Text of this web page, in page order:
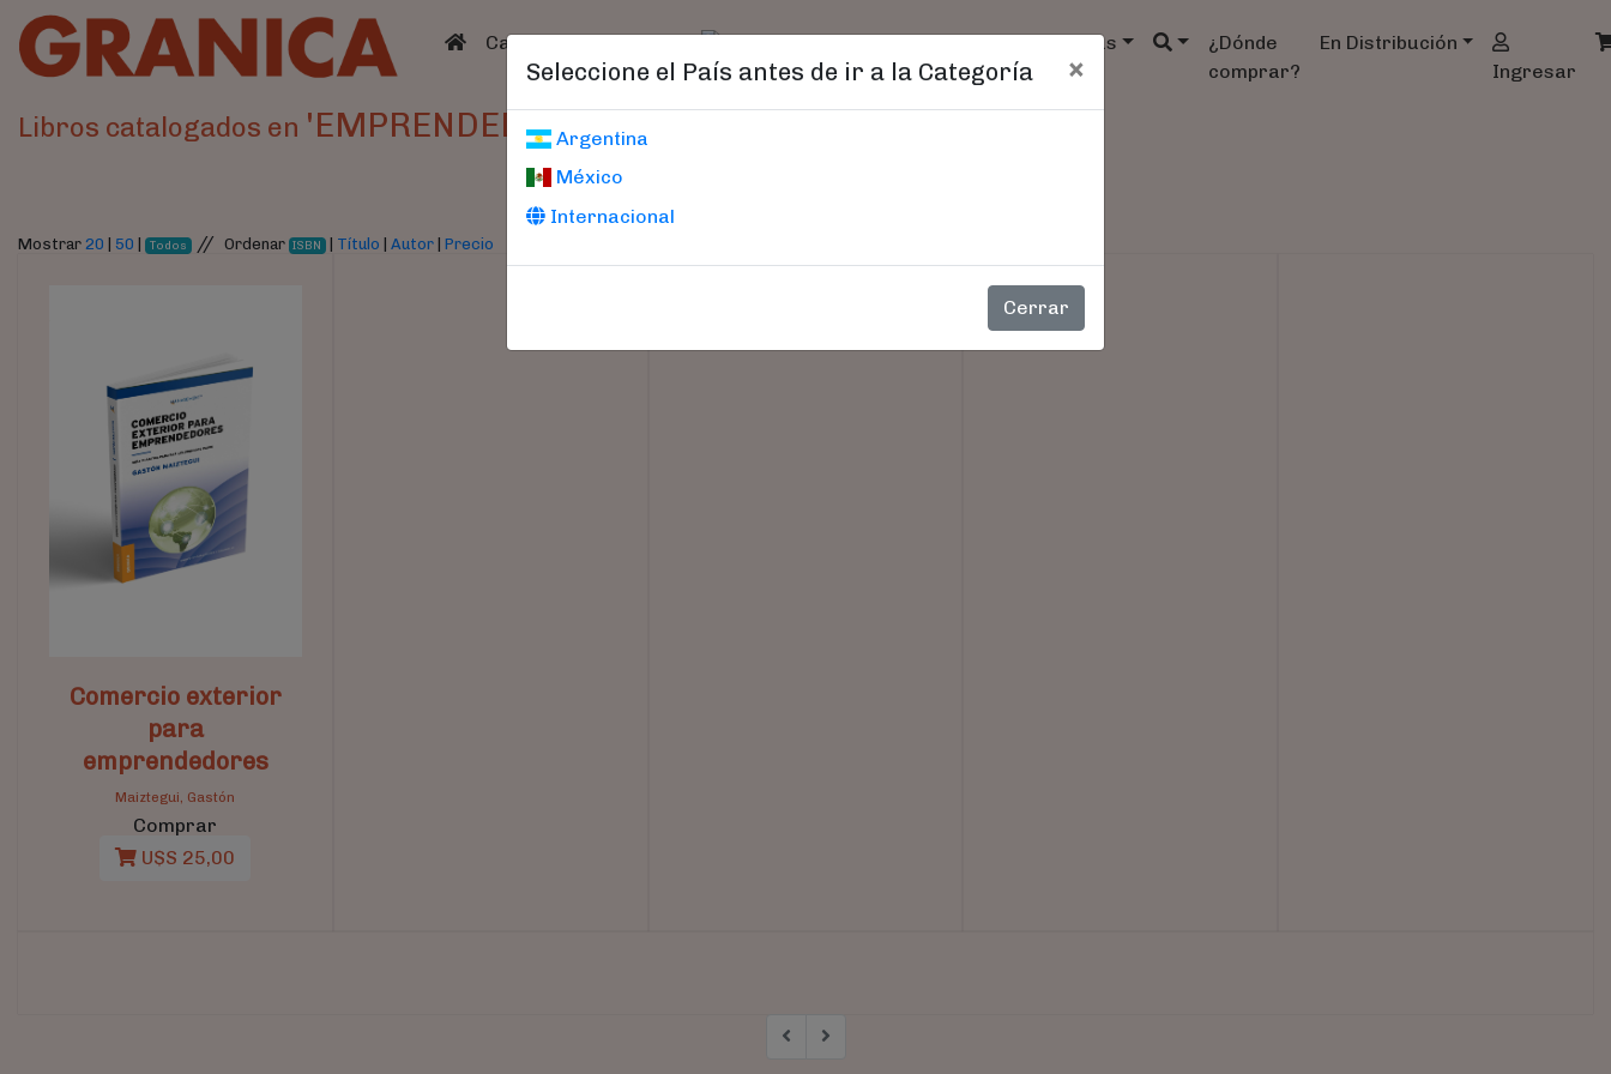
(current)
Catálogo Catálogo Agendas
¿Dónde
comprar?
En Distribución
Ingresar
Seleccione el País antes de ir a la Categoría ×
Argentina
México
Internacional
Cerrar
Libros catalogados en 'EMPRENDEDURISMO '
Mostrar 20 50 Todos // Ordenar ISBN Título |Autor |Precio
Comercio exterior
para
emprendedores
Maiztegui, Gastón
Comprar
U$S 25,00